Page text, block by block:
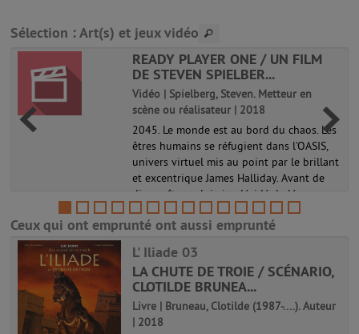
Sélection : Art(s) et jeux vidéo
READY PLAYER ONE / UN FILM
DE STEVEN SPIELBER...
Vidéo | Spielberg, Steven. Metteur en
scène ou réalisateur | 2018
2045. Le monde est au bord du chaos. Les
êtres humains se réfugient dans l'OASIS,
univers virtuel mis au point par le brillant
et excentrique James Halliday. Avant de
disparaître, celui-ci a décidé de léguer son
immense fortune à ...
Ceux qui ont emprunté ont aussi emprunté
L' Iliade 03
LA CHUTE DE TROIE / SCÉNARIO,
CLOTILDE BRUNEA...
Livre | Bruneau, Clotilde (1987-....). Auteur
| 2018